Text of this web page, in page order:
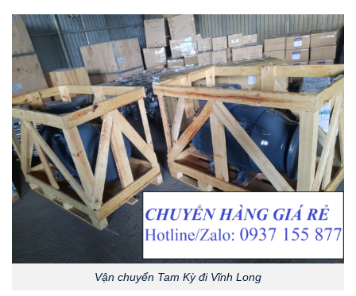
Vận chuyển Tam Kỳ đi Vĩnh Long